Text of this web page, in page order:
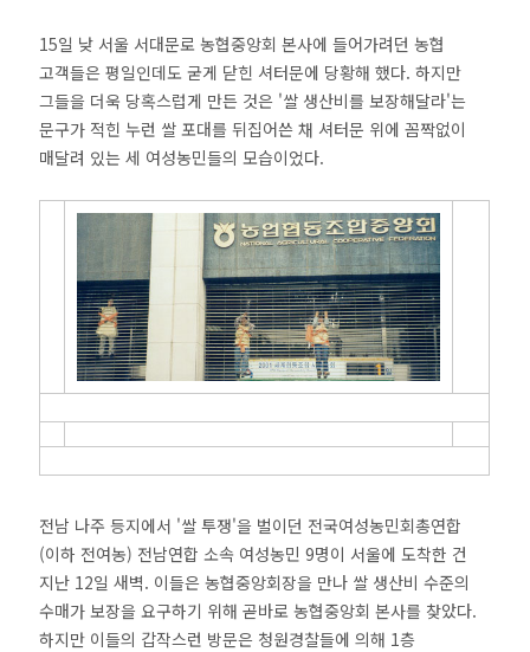
15일 낮 서울 서대문로 농협중앙회 본사에 들어가려던 농협
고객들은 평일인데도 굳게 닫힌 셔터문에 당황해 했다. 하지만
그들을 더욱 당혹스럽게 만든 것은 '쌀 생산비를 보장해달라'는
문구가 적힌 누런 쌀 포대를 뒤집어쓴 채 셔터문 위에 꼼짝없이
매달려 있는 세 여성농민들의 모습이었다.
전남 나주 등지에서 '쌀 투쟁'을 벌이던 전국여성농민회총연합
(이하 전여농) 전남연합 소속 여성농민 9명이 서울에 도착한 건
지난 12일 새벽. 이들은 농협중앙회장을 만나 쌀 생산비 수준의
수매가 보장을 요구하기 위해 곧바로 농협중앙회 본사를 찾았다.
하지만 이들의 갑작스런 방문은 청원경찰들에 의해 1층